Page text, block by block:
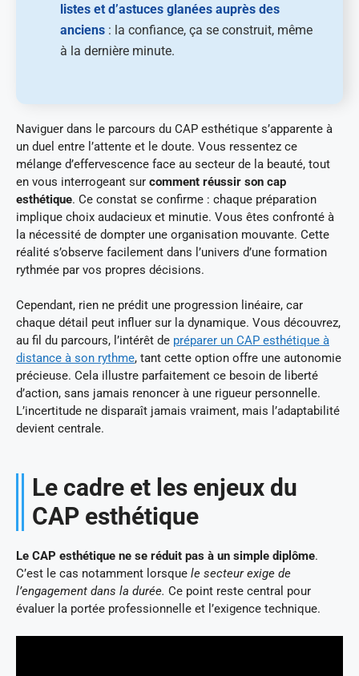
listes et d’astuces glanées auprès des
anciens : la confiance, ça se construit, même
à la dernière minute.
Naviguer dans le parcours du CAP esthétique s’apparente à
un duel entre l’attente et le doute. Vous ressentez ce
mélange d’effervescence face au secteur de la beauté, tout
en vous interrogeant sur comment réussir son cap
esthétique. Ce constat se confirme : chaque préparation
implique choix audacieux et minutie. Vous êtes confronté à
la nécessité de dompter une organisation mouvante. Cette
réalité s’observe facilement dans l’univers d’une formation
rythmée par vos propres décisions.
Cependant, rien ne prédit une progression linéaire, car
chaque détail peut influer sur la dynamique. Vous découvrez,
au fil du parcours, l’intérêt de préparer un CAP esthétique à
distance à son rythme, tant cette option offre une autonomie
précieuse. Cela illustre parfaitement ce besoin de liberté
d’action, sans jamais renoncer à une rigueur personnelle.
L’incertitude ne disparaît jamais vraiment, mais l’adaptabilité
devient centrale.
Le cadre et les enjeux du
CAP esthétique
Le CAP esthétique ne se réduit pas à un simple diplôme.
C’est le cas notamment lorsque le secteur exige de
l’engagement dans la durée. Ce point reste central pour
évaluer la portée professionnelle et l’exigence technique.